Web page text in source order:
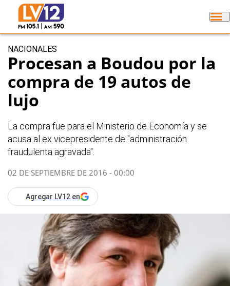
NACIONALES
Procesan a Boudou por la
compra de 19 autos de
lujo
La compra fue para el Ministerio de Economía y se
acusa al ex vicepresidente de "administración
fraudulenta agravada".
02 DE SEPTIEMBRE DE 2016 - 00:00
Agregar LV12 en